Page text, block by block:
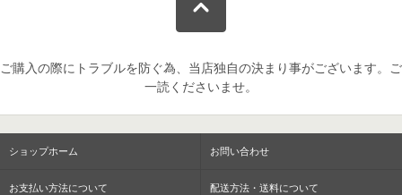
ご購入の際にトラブルを防ぐ為、当店独自の決まり事がございます。ご
一読くださいませ。
ショップホーム お問い合わせ
お支払い方法について 配送方法・送料について